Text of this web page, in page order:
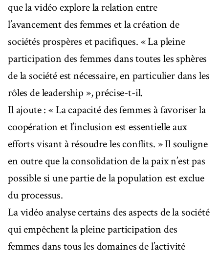
que la vidéo explore la relation entre
l’avancement des femmes et la création de
sociétés prospères et pacifiques. « La pleine
participation des femmes dans toutes les sphères
de la société est nécessaire, en particulier dans les
rôles de leadership », précise-t-il.
Il ajoute : « La capacité des femmes à favoriser la
coopération et l’inclusion est essentielle aux
efforts visant à résoudre les conflits. » Il souligne
en outre que la consolidation de la paix n’est pas
possible si une partie de la population est exclue
du processus.
La vidéo analyse certains des aspects de la société
qui empêchent la pleine participation des
femmes dans tous les domaines de l’activité